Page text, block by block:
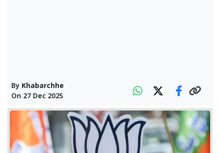
By Khabarchhe
On 27 Dec 2025